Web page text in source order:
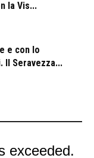
la Vis...
e con lo
Il Seravezza...